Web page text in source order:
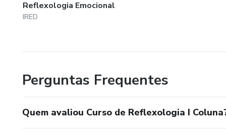
Reflexologia Emocional
IRED
Perguntas Frequentes
Quem avaliou Curso de Reflexologia I